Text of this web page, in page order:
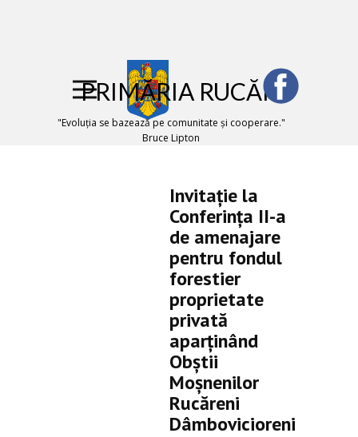
PRIMĂRIA RUCĂR
"Evoluţia se bazează pe comunitate şi cooperare."
Bruce Lipton
Invitație la
Conferința II-a
de amenajare
pentru fondul
forestier
proprietate
privată
aparținând
Obștii
Moșnenilor
Rucăreni
Dâmbovicioreni